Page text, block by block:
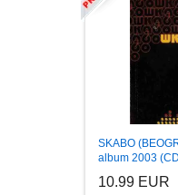
SKABO
album 2003
10.99 EUR